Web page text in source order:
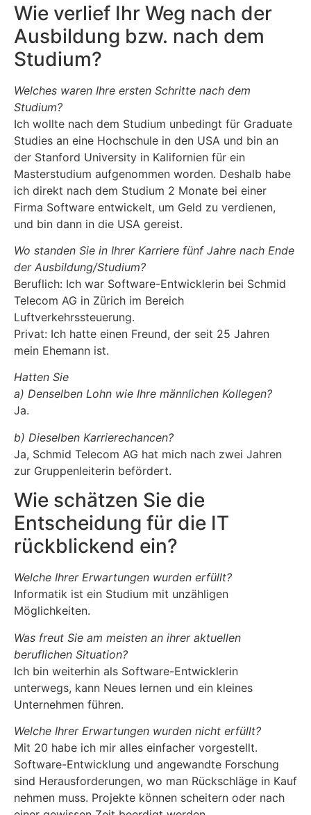
Wie verlief Ihr Weg nach der
Ausbildung bzw. nach dem
Studium?
Welches waren Ihre ersten Schritte nach dem
Studium?
Ich wollte nach dem Studium unbedingt für Graduate
Studies an eine Hochschule in den USA und bin an
der Stanford University in Kalifornien für ein
Masterstudium aufgenommen worden. Deshalb habe
ich direkt nach dem Studium 2 Monate bei einer
Firma Software entwickelt, um Geld zu verdienen,
und bin dann in die USA gereist.
Wo standen Sie in Ihrer Karriere fünf Jahre nach Ende
der Ausbildung/Studium?
Beruflich: Ich war Software-Entwicklerin bei Schmid
Telecom AG in Zürich im Bereich
Luftverkehrssteuerung.
Privat: Ich hatte einen Freund, der seit 25 Jahren
mein Ehemann ist.
Hatten Sie
a) Denselben Lohn wie Ihre männlichen Kollegen?
Ja.
b) Dieselben Karrierechancen?
Ja, Schmid Telecom AG hat mich nach zwei Jahren
zur Gruppenleiterin befördert.
Wie schätzen Sie die
Entscheidung für die IT
rückblickend ein?
Welche Ihrer Erwartungen wurden erfüllt?
Informatik ist ein Studium mit unzähligen
Möglichkeiten.
Was freut Sie am meisten an ihrer aktuellen
beruflichen Situation?
Ich bin weiterhin als Software-Entwicklerin
unterwegs, kann Neues lernen und ein kleines
Unternehmen führen.
Welche Ihrer Erwartungen wurden nicht erfüllt?
Mit 20 habe ich mir alles einfacher vorgestellt.
Software-Entwicklung und angewandte Forschung
sind Herausforderungen, wo man Rückschläge in Kauf
nehmen muss. Projekte können scheitern oder nach